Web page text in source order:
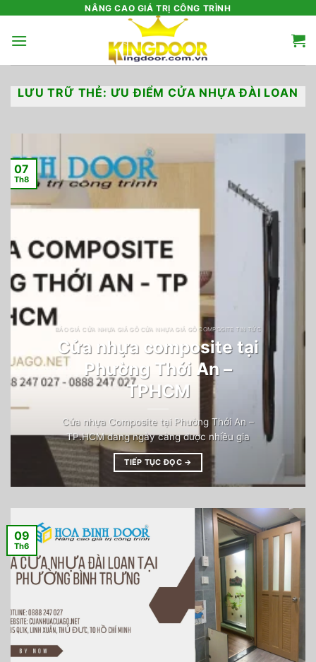
nội
NÂNG CAO GIÁ TRỊ CÔNG TRÌNH
LƯU TRỮ THẺ: ƯU ĐIỂM CỬA NHỰA ĐÀI LOAN
BÁO GIÁ CỬA NHỰA GIẢ GỖ CỬA NHỰA GIẢ GỖ COMPOSITE TIN TỨC
Cửa nhựa composite tại
Phường Thới An –
TPHCM
Cửa nhựa Composite tại Phường Thới An –
TP.HCM đang ngày càng được nhiều gia
TIẾP TỤC ĐỌC →
07
Th8
09
Th6